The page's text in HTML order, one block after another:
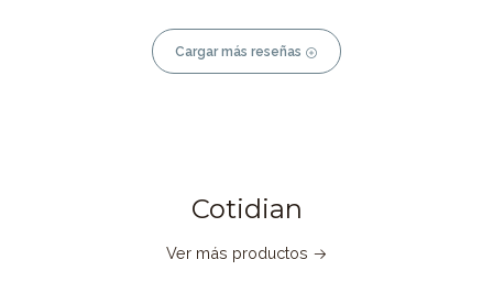
Cargar más reseñas
Cotidian
Ver más productos